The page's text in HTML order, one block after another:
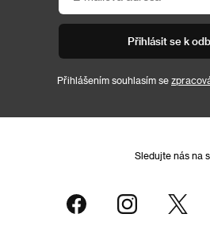
Přihlásit se k
Přihlášením souhlasím se
Sledujte nás na